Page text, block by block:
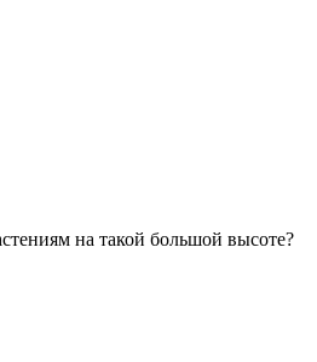
на такой большой высоте?